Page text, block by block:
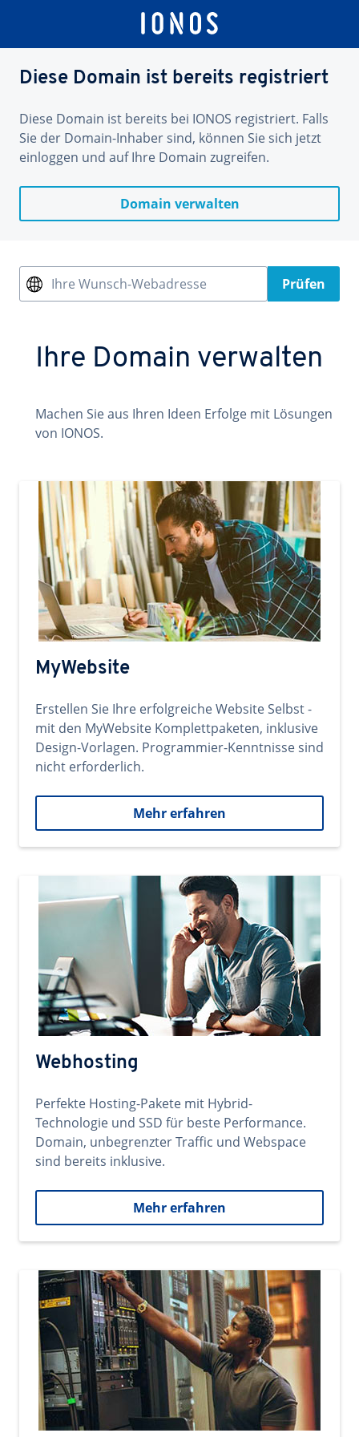
Diese Domain ist bereits registriert
Diese Domain ist bereits bei IONOS registriert. Falls
Sie der Domain-Inhaber sind, können Sie sich jetzt
einloggen und auf Ihre Domain zugreifen.
Domain verwalten
Ihre Wunsch-Webadresse Prüfen
Ihre Domain verwalten
Machen Sie aus Ihren Ideen Erfolge mit Lösungen
von IONOS.
MyWebsite
Erstellen Sie Ihre erfolgreiche Website Selbst -
mit den MyWebsite Komplettpaketen, inklusive
Design-Vorlagen. Programmier-Kenntnisse sind
nicht erforderlich.
Mehr erfahren
Webhosting
Perfekte Hosting-Pakete mit Hybrid-
Technologie und SSD für beste Performance.
Domain, unbegrenzter Traffic und Webspace
sind bereits inklusive.
Mehr erfahren